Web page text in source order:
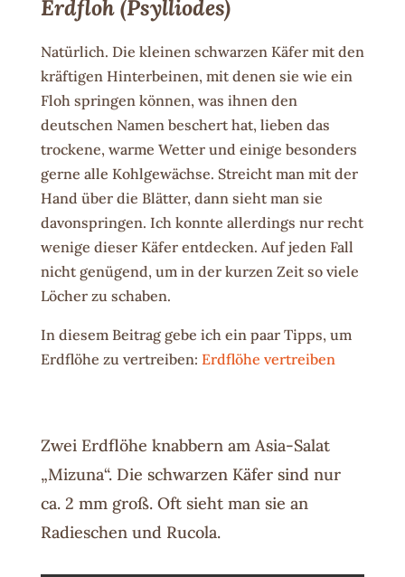
Erdfloh(Psylliodes)
Natürlich. Die kleinen schwarzen Käfer mit den
kräftigen Hinterbeinen, mit denen sie wie ein
Floh springen können, was ihnen den
deutschen Namen beschert hat, lieben das
trockene, warme Wetter und einige besonders
gerne alle Kohlgewächse. Streicht man mit der
Hand über die Blätter, dann sieht man sie
davonspringen. Ich konnte allerdings nur recht
wenige dieser Käfer entdecken. Auf jeden Fall
nicht genügend, um in der kurzen Zeit so viele
Löcher zu schaben.
In diesem Beitrag gebe ich ein paar Tipps, um
Erdflöhe zu vertreiben: Erdflöhe vertreiben
Zwei Erdflöhe knabbern am Asia-Salat
„Mizuna“. Die schwarzen Käfer sind nur
ca. 2 mm groß. Oft sieht man sie an
Radieschen und Rucola.